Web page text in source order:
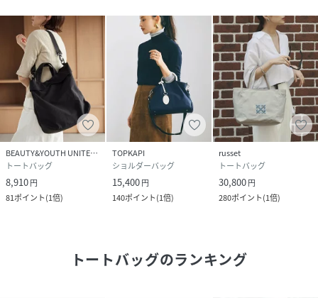
BEAUTY&YOUTH UNITED ARROWS
トートバッグ
8,910円
81ポイント(1倍)
TOPKAPI
ショルダーバッグ
15,400円
140ポイント(1倍)
russet
トートバッグ
30,800円
280ポイント(1倍)
トートバッグのランキング